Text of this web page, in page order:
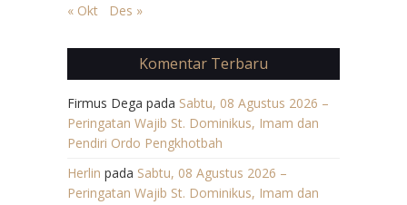
« Okt
Des »
Komentar Terbaru
Firmus Dega pada Sabtu, 08 Agustus 2026 –
Peringatan Wajib St. Dominikus, Imam dan
Pendiri Ordo Pengkhotbah
Herlin pada Sabtu, 08 Agustus 2026 –
Peringatan Wajib St. Dominikus, Imam dan